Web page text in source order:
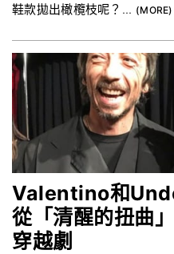
鞋款拋出橄欖枝呢？...
Valentino和
從「清醒的扭曲
穿越劇